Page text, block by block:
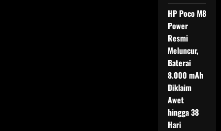
HP Poco M8
Power
Resmi
Meluncur,
Baterai
8.000 mAh
Diklaim
Awet
hingga 38
Hari